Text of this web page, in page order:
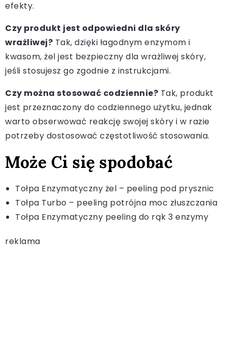
efekty.
Czy produkt jest odpowiedni dla skóry
wrażliwej? Tak, dzięki łagodnym enzymom i
kwasom, żel jest bezpieczny dla wrażliwej skóry,
jeśli stosujesz go zgodnie z instrukcjami.
Czy można stosować codziennie? Tak, produkt
jest przeznaczony do codziennego użytku, jednak
warto obserwować reakcję swojej skóry i w razie
potrzeby dostosować częstotliwość stosowania.
Może Ci się spodobać
Tołpa Enzymatyczny żel – peeling pod prysznic
Tołpa Turbo – peeling potrójna moc złuszczania
Tołpa Enzymatyczny peeling do rąk 3 enzymy
reklama